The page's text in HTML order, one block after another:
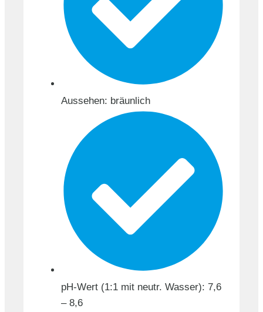
Aussehen: bräunlich
pH-Wert (1:1 mit neutr. Wasser): 7,6
– 8,6